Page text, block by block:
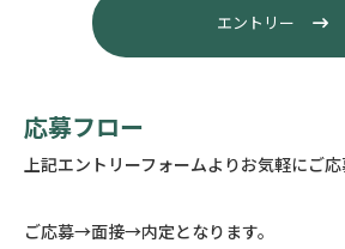
エントリー
応募フロー
上記エントリーフォームよりお気軽にご応
ご応募→面接→内定となります。